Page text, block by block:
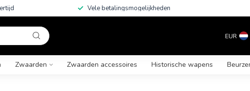
Vele betalingsmogelijkheden
EUR
Zwaarden Zwaarden accessoires Historische wapens